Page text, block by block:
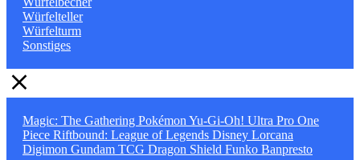
Würfelteller
Würfelturm
Sonstiges
Magic: The Gathering Pokémon Yu-Gi-Oh! Ultra Pro One
Piece Riftbound: League of Legends Disney Lorcana
Digimon Gundam TCG Dragon Shield Funko Banpresto